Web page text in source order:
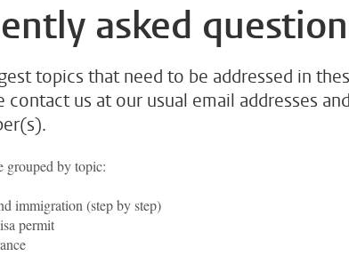
asked
topics that need to be addressed in
contact us at our usual email addresses
grouped by topic:
immigration (step by step)
permit